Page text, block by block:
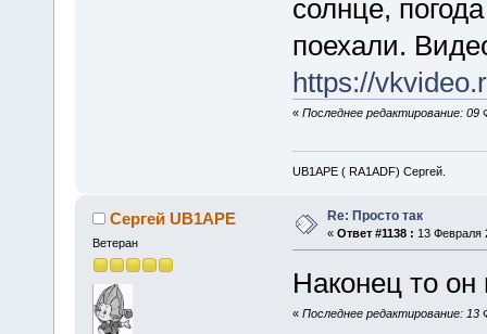
солнце,
поехали.
https://
« Последнее редактирование: 09
UB1APE ( RA1ADF) Сергей.
Сергей UB1APE
Ветеран
Re: Просто так
« Ответ #1138 : 13 Февраля
Наконец то
« Последнее редактирование: 13